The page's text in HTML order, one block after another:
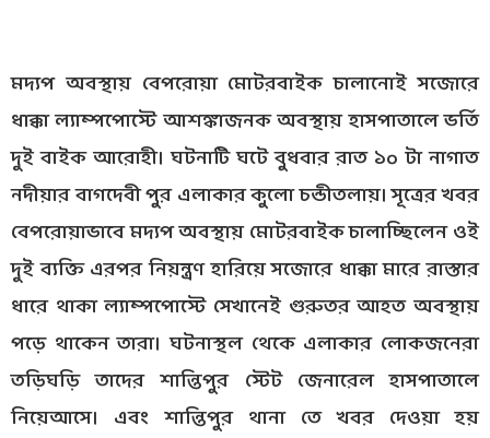
মদ্যপ অবস্থায় বেপরোয়া মোটরবাইক চালানোই সজোরে
ধাক্কা ল্যাম্পপোস্টে আশঙ্কাজনক অবস্থায় হাসপাতালে ভর্তি
দুই বাইক আরোহী। ঘটনাটি ঘটে বুধবার রাত ১০ টা নাগাত
নদীয়ার বাগদেবী পুর এলাকার কুলো চন্ডীতলায়। সূত্রের খবর
বেপরোয়াভাবে মদ্যপ অবস্থায় মোটরবাইক চালাচ্ছিলেন ওই
দুই ব্যক্তি এরপর নিয়ন্ত্রণ হারিয়ে সজোরে ধাক্কা মারে রাস্তার
ধারে থাকা ল্যাম্পপোস্টে সেখানেই গুরুতর আহত অবস্থায়
পড়ে থাকেন তারা। ঘটনাস্থল থেকে এলাকার লোকজনেরা
তড়িঘড়ি তাদের শান্তিপুর স্টেট জেনারেল হাসপাতালে
নিয়েআসে। এবং শান্তিপুর থানা তে খবর দেওয়া হয়